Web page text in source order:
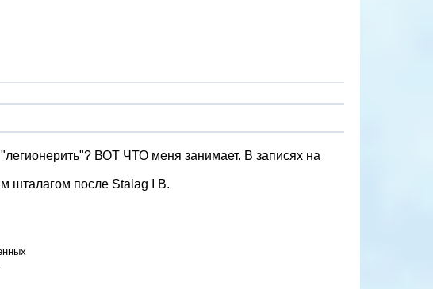
ВОТ ЧТО меня занимает. В записях на
шталагом после Stalag I B.